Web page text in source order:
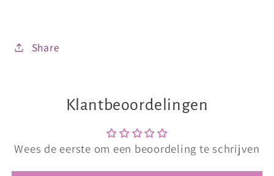
Share
Klantbeoordelingen
Wees de eerste om een beoordeling te schrijven